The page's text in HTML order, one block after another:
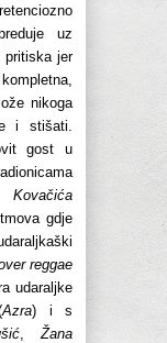
uz
pritiska jer
nikoga
i stišati.
gost u
Kovačića
gdje
reggae
udaraljke
Azra) i s
, Žana